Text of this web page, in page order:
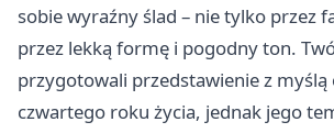
sobie wyraźny ślad – nie tylko przez
przez lekką formę i pogodny ton.
przygotowali przedstawienie z myślą
czwartego roku życia, jednak jego